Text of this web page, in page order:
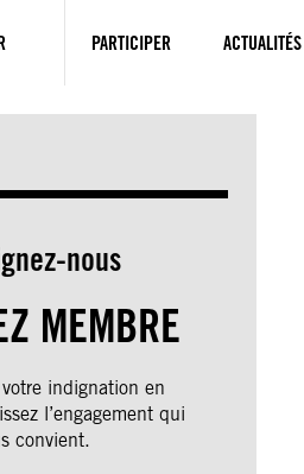
PARTICIPER ACTUALITÉS
nous
MEMBRE
indignation en
l’engagement qui
convient.